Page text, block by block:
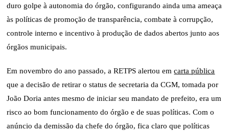
duro golpe à autonomia do órgão, configurando ainda uma ameaça
às políticas de promoção de transparência, combate à corrupção,
controle interno e incentivo à produção de dados abertos junto aos
órgãos municipais.
Em novembro do ano passado, a RETPS alertou emcarta pública
que a decisão de retirar o status de secretaria da CGM, tomada por
João Doria antes mesmo de iniciar seu mandato de prefeito, era um
risco ao bom funcionamento do órgão e de suas políticas. Com o
anúncio da demissão da chefe do órgão, fica claro que políticas